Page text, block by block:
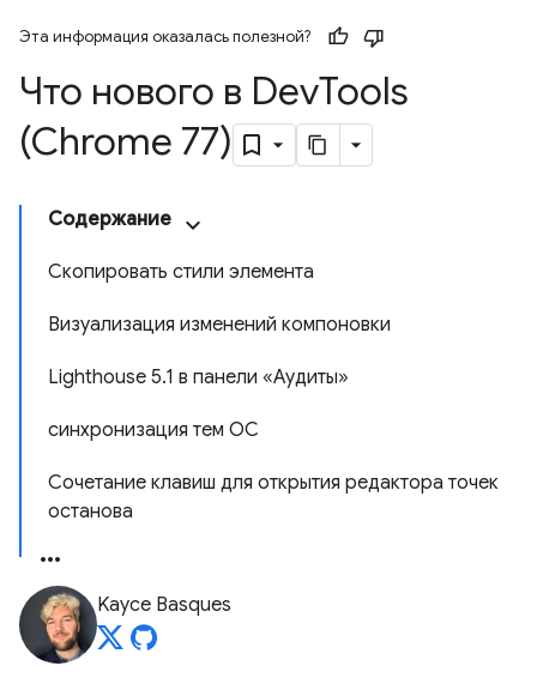
Эта информация оказалась полезной?
Что нового в DevTools
(Chrome 77)
Содержание
Скопировать стили элемента
Визуализация изменений компоновки
Lighthouse 5.1 в панели «Аудиты»
синхронизация тем ОС
Сочетание клавиш для открытия редактора точек
останова
Kayce Basques